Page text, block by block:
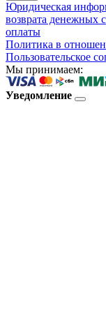
Юридическая
возврата денежных
оплаты
Политика в
Пользовательское
Мы принимаем:
Уведомление